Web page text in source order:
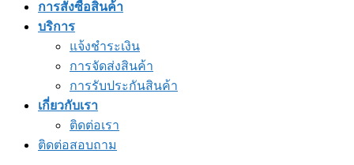
การสั่งซื้อสินค้า
บริการ
แจ้งชำระเงิน
การจัดส่งสินค้า
การรับประกันสินค้า
เกี่ยวกับเรา
ติดต่อเรา
ติดต่อสอบถาม